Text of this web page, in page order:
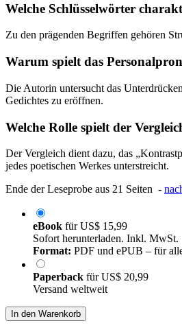
Welche Schlüsselwörter
Zu den prägenden Begriffen gehören
Warum spielt das
Die Autorin untersucht das
Gedichtes zu eröffnen.
Welche Rolle spielt der
Der Vergleich dient dazu, das
jedes poetischen Werkes unterstreicht.
Ende der Leseprobe aus 21 Seiten -
eBook fürUS$ 15,99
Sofort herunterladen. Inkl. MwSt.
Format: PDF und ePUB – für
Paperback fürUS$ 20,99
Versand weltweit
In den Warenkorb